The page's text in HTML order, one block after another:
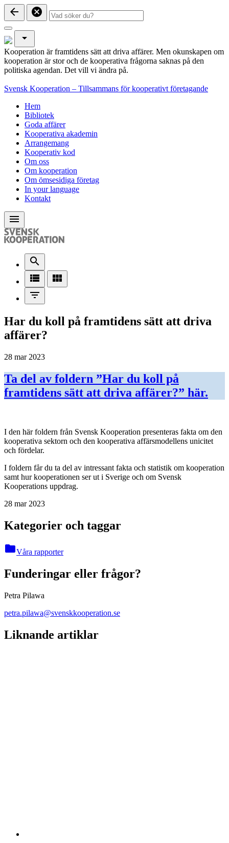
arrow_back cancel
arrow_drop_down
Kooperation är framtidens sätt att driva affärer. Men okunskapen om
kooperation är stor och de kooperativa frågorna saknas på den
politiska agendan. Det vill vi ändra på.
Svensk Kooperation – Tillsammans för kooperativt företagande
Hem
Bibliotek
Goda affärer
Kooperativa akademin
Arrangemang
Kooperativ kod
Om oss
Om kooperation
Om ömsesidiga företag
In your language
Kontakt
menu
search
view_list
view_module
filter_list
Har du koll på framtidens sätt att driva
affärer?
28 mar 2023
Ta del av foldern ”Har du koll på
framtidens sätt att driva affärer?” här.
I den här foldern från Svensk Kooperation presenteras fakta om den
kooperativa sektorn och den kooperativa affärsmodellens unicitet
och fördelar.
I foldern får du ta del av intressant fakta och statistik om kooperation
samt hur kooperationen ser ut i Sverige och om Svensk
Kooperations uppdrag.
28 mar 2023
Kategorier och taggar
folderVåra rapporter
Funderingar eller frågor?
Petra Pilawa
petra.pilawa@svenskkooperation.se
Liknande artiklar